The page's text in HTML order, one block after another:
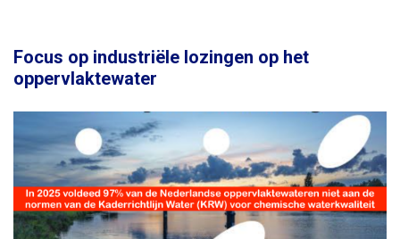
Focus op industriële lozingen op het
oppervlaktewater